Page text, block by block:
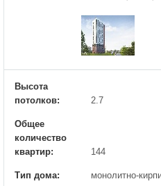
Высота
потолков:
2.7
Общее
количество
квартир:
144
Тип дома: монолитно-